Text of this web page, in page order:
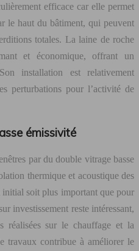
efficace car elle permet
le haut du bâtiment, qui peuvent
totales. La laine de roche
et économique, offrant un
installation est relativement
perturbations pour l’activité de
émissivité
par du double vitrage basse
thermique et acoustique des
soit plus important que pour
investissement reste intéressant,
réalisées sur le chauffage et la
travaux contribue à améliorer le